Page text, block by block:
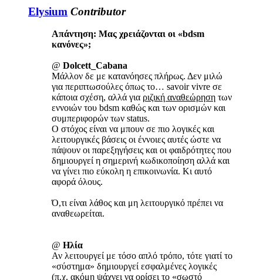
Elysium Contributor
Απάντηση: Μας χρειάζονται οι «bdsm
κανόνες»;
@ Dolcett_Cabana
Μάλλον δε με κατανόησες πλήρως. Δεν μιλώ
για περιπτωσούλες όπως το… savoir vivre σε
κάποια σχέση, αλλά για ριζική αναθεώρηση των
εννοιών του bdsm καθώς και των ορισμών και
συμπεριφορών των status.
Ο στόχος είναι να μπουν σε πιο λογικές και
λειτουργικές βάσεις οι έννοιες αυτές ώστε να
πάψουν οι παρεξηγήσεις και οι φαιδρότητες που
δημιουργεί η σημερινή κωδικοποίηση αλλά και
να γίνει πιο εύκολη η επικοινωνία. Κι αυτό
αφορά όλους.
Ό,τι είναι λάθος και μη λειτουργικό πρέπει να
αναθεωρείται.
@ Ηλία
Αν λειτουργεί με τόσο απλό τρόπο, τότε γιατί το
«σύστημα» δημιουργεί εσφαλμένες λογικές
(π.χ. ακόμη ψάχνει να ορίσει το «σωστό